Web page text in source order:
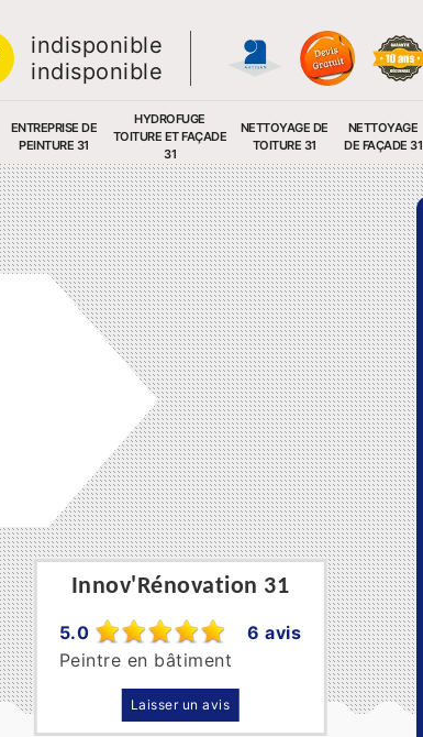
indisponible
indisponible
ENTREPRISE DE
PEINTURE 31
HYDROFUGE
TOITURE ET FAÇADE
31
NETTOYAGE DE
TOITURE 31
NETTOYAGE
DE FAÇADE 31
Innov'Rénovation 31
5.0
6 avis
Peintre en bâtiment
Laisser un avis